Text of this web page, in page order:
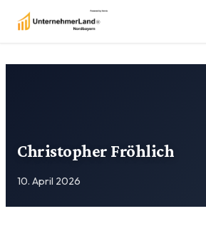
Christopher Fröhlich
10. April 2026